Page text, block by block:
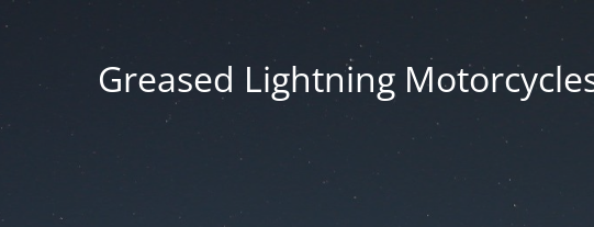
Greased Lightning